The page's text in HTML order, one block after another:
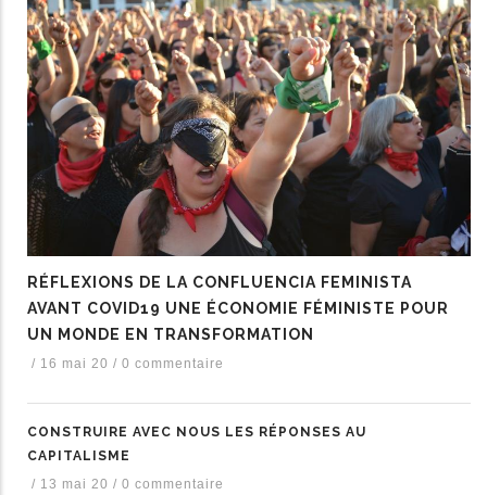
RÉFLEXIONS DE LA CONFLUENCIA FEMINISTA
AVANT COVID19 UNE ÉCONOMIE FÉMINISTE POUR
UN MONDE EN TRANSFORMATION
/ 16 mai 20 / 0 commentaire
CONSTRUIRE AVEC NOUS LES RÉPONSES AU
CAPITALISME
/ 13 mai 20 / 0 commentaire